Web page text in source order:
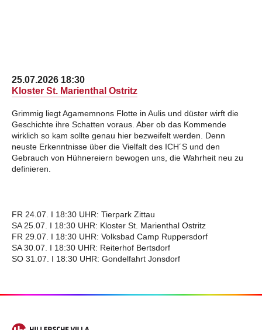
25.07.2026 18:30
Kloster St. Marienthal Ostritz
Grimmig liegt Agamemnons Flotte in Aulis und düster wirft die
Geschichte ihre Schatten voraus. Aber ob das Kommende
wirklich so kam sollte genau hier bezweifelt werden. Denn
neuste Erkenntnisse über die Vielfalt des ICH´S und den
Gebrauch von Hühnereiern bewogen uns, die Wahrheit neu zu
definieren.
FR 24.07. I 18:30 UHR: Tierpark Zittau
SA 25.07. I 18:30 UHR: Kloster St. Marienthal Ostritz
FR 29.07. I 18:30 UHR: Volksbad Camp Ruppersdorf
SA 30.07. I 18:30 UHR: Reiterhof Bertsdorf
SO 31.07. I 18:30 UHR: Gondelfahrt Jonsdorf